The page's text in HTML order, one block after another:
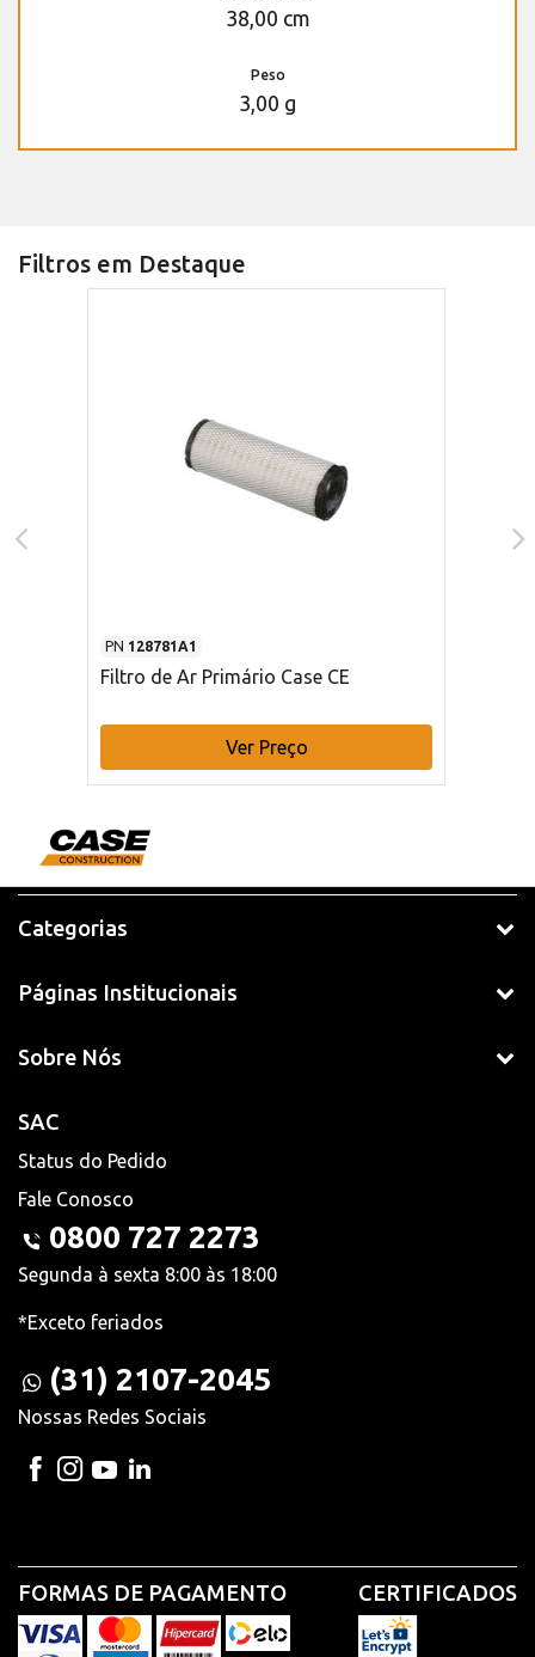
38,00 cm
Peso
3,00 g
Filtros em Destaque
PN 128781A1
Filtro de Ar Primário Case CE
Ver Preço
Categorias
Páginas Institucionais
Sobre Nós
SAC
Status do Pedido
Fale Conosco
0800 727 2273
Segunda à sexta 8:00 às 18:00
*Exceto feriados
(31) 2107-2045
Nossas Redes Sociais
FORMAS DE PAGAMENTO CERTIFICADOS